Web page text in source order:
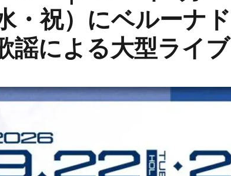
・祝）にベルーナド
謡による大型ライブ